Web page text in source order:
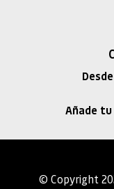
Añade
© Copyright